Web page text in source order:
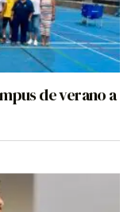
de verano a